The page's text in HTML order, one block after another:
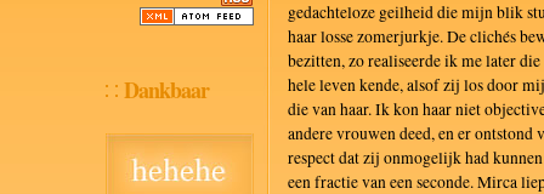
Dankbaar
gedachteloze geilheid die mijn blik
haar losse zomerjurkje. De clichés
bezitten, zo realiseerde ik me later
hele leven kende, alsof zij los door
die van haar. Ik kon haar niet
andere vrouwen deed, en er
respect dat zij onmogelijk had
een fractie van een seconde. Mirca